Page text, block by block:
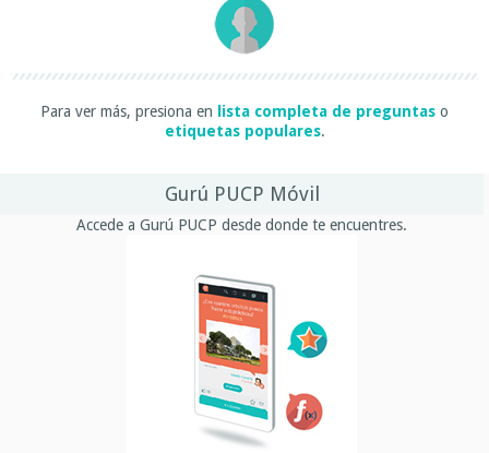
Para ver más, presiona en lista completa de preguntas o
etiquetas populares.
Gurú PUCP Móvil
Accede a Gurú PUCP desde donde te encuentres.